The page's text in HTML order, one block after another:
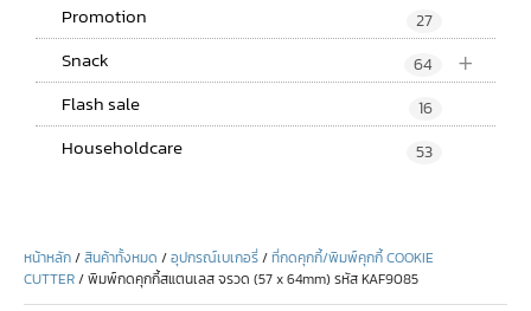
Promotion 27
+
Snack 64
Flash sale 16
Householdcare 53
หน้าหลัก/สินค้าทั้งหมด /อุปกรณ์เบเกอรี่/ที่กดคุกกี้/พิมพ์คุกกี้ COOKIE
CUTTER/ พิมพ์กดคุกกี้สแตนเลส จรวด (57 x 64mm) รหัส KAF9085